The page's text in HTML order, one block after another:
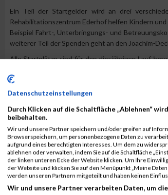
Ein Teil der Startgelder wird an drei
Rehabilitationszentrum Ederhof helfen Kindern
Beispiel Fahrt-, Unterbringungs- und
weiterer Teil der Spenden geht an den Joachim-
Alle Startplätze sind für den diesjährigen Lauf
Link:
MaxFun Sports Redaktion
ERGEBNISSE
Datenschutzeinstellungen
Durch Klicken auf die Schaltfläche „Ablehnen“
beibehalten.
Wir und unsere Partner speichern und/oder greifen auf
Browserspeichern, um personenbezogene Daten zu
aufgrund eines berechtigten Interesses. Um dem zu
ablehnen oder verwalten, indem Sie auf die Schaltfläche
der linken unteren Ecke der Website klicken. Um Ihre
der Website und klicken Sie auf den Menüpunkt „Meine
werden unseren Partnern mitgeteilt und haben keinen
Wir und unsere Partner verarbeiten Daten, um